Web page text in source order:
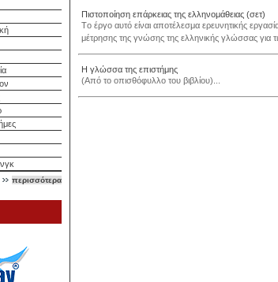
περισσότερα
Πιστοποίηση επάρκειας της ελληνομάθειας (σετ)
Tο έργο αυτό είναι αποτέλεσμα ερευνητικής
μέτρησης της γνώσης της ελληνικής γλώσσας για
Η γλώσσα της επιστήμης
(Από το οπισθόφυλλο του βιβλίου)...